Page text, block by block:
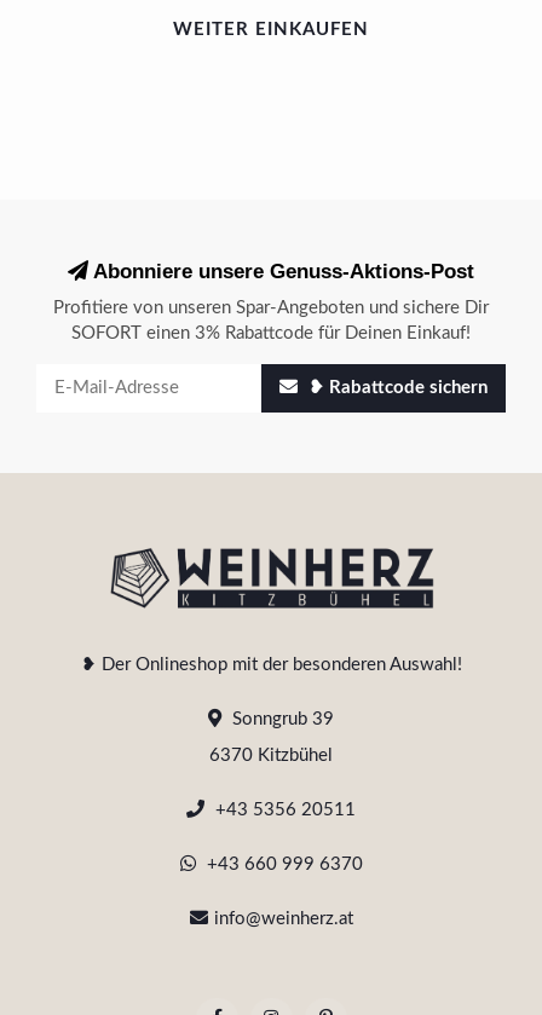
WEITER EINKAUFEN
Abonniere unsere Genuss-Aktions-Post
Profitiere von unseren Spar-Angeboten und sichere Dir
SOFORT einen 3% Rabattcode für Deinen Einkauf!
❥ Rabattcode sichern
❥ Der Onlineshop mit der besonderen Auswahl!
Sonngrub 39
6370 Kitzbühel
+43 5356 20511
+43 660 999 6370
info@weinherz.at